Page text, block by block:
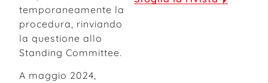
temporaneamente la
procedura, rinviando
la questione allo
Standing Committee.
A maggio 2024,